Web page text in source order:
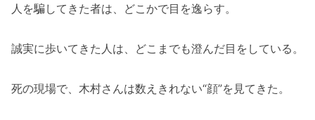
人を騙してきた者は、どこかで目を逸らす。
誠実に歩いてきた人は、どこまでも澄んだ目をしている。
死の現場で、木村さんは数えきれない“顔”を見てきた。